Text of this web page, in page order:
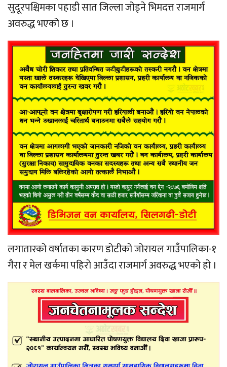
सुदूरपश्चिमका पहाडी सात जिल्ला जोड्ने भिमदत्त राजमार्ग
अवरुद्ध भएको छ ।
लगातारको वर्षातका कारण डोटीको जोरायल गाउँपालिका-१
गैरा र मेल खर्कमा पहिरो आउँदा राजमार्ग अवरुद्ध भएको हो ।